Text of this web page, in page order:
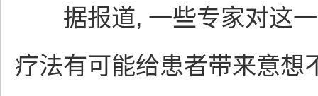
据报道, 一些专家对这一
疗法有可能给患者带来意想